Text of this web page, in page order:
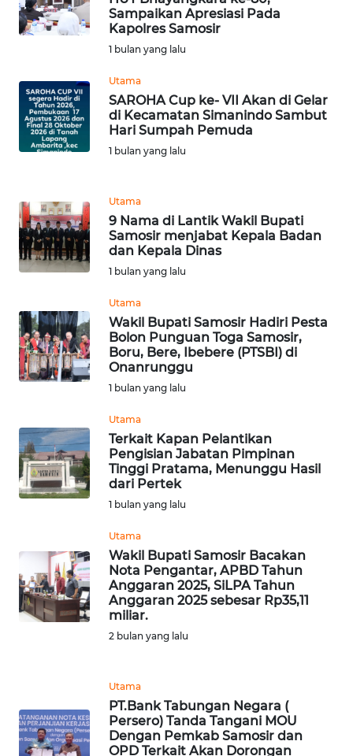
Sampaikan Apresiasi Pada
Kapolres Samosir
1 bulan yang lalu
Utama
SAROHA Cup ke- VII Akan di Gelar
di Kecamatan Simanindo Sambut
Hari Sumpah Pemuda
1 bulan yang lalu
Utama
9 Nama di Lantik Wakil Bupati
Samosir menjabat Kepala Badan
dan Kepala Dinas
1 bulan yang lalu
Utama
Wakil Bupati Samosir Hadiri Pesta
Bolon Punguan Toga Samosir,
Boru, Bere, Ibebere (PTSBI) di
Onanrunggu
1 bulan yang lalu
Utama
Terkait Kapan Pelantikan
Pengisian Jabatan Pimpinan
Tinggi Pratama, Menunggu Hasil
dari Pertek
1 bulan yang lalu
Utama
Wakil Bupati Samosir Bacakan
Nota Pengantar, APBD Tahun
Anggaran 2025, SiLPA Tahun
Anggaran 2025 sebesar Rp35,11
miliar.
2 bulan yang lalu
Utama
PT.Bank Tabungan Negara (
Persero) Tanda Tangani MOU
Dengan Pemkab Samosir dan
OPD Terkait Akan Dorongan
WN
WN
NUSANTARA
WN
WN
JATIM
WN
BALI
WN
KALBAR
WN
WN
KALTARA
WN
WN
KALTIM
WN
SULSEL
WN
SULUT